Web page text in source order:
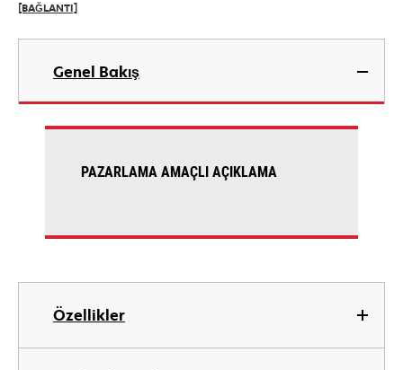
[BAĞLANTI]
opens
new
Genel Bakış
Özellikler
PAZARLAMA AMAÇLI AÇIKLAMA